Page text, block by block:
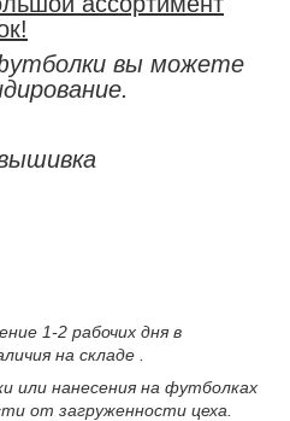
вы можете
1-2 рабочих дня в
на складе .
или нанесения на футболках
от загруженности цеха.